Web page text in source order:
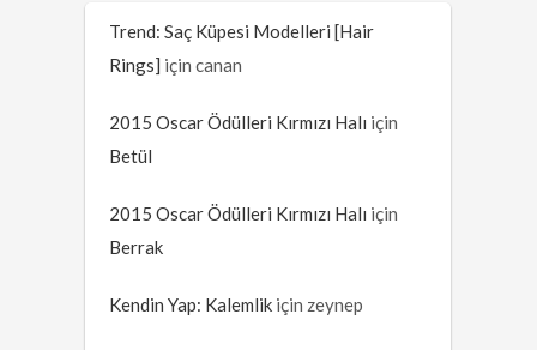
Trend: Saç Küpesi Modelleri [Hair
Rings] içincanan
2015 Oscar Ödülleri Kırmızı Halı için
Betül
2015 Oscar Ödülleri Kırmızı Halı için
Berrak
Kendin Yap: Kalemlik için zeynep